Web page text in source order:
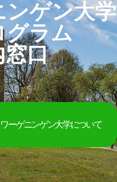
ンゲン大学
グラム
口
ワーゲニンゲン大学について